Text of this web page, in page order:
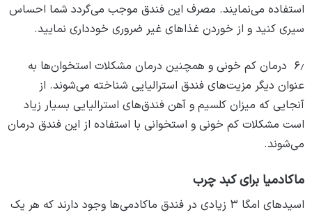
استفاده می‌نمایند. مصرف این فندق موجب می‌گردد شما احساس
سیری کنید و از خوردن غذاهای غیر ضروری خودداری نمایید.
۶٫ درمان کم خونی و همچنین درمان مشکلات استخوان‌ها به
عنوان دیگر مزیت‌های فندق استرالیایی شناخته می‌شوند. از
آنجایی که میزان کلسیم و آهن فندق‌های استرالیایی بسیار زیاد
است مشکلات کم خونی و استخوانی با استفاده از این فندق درمان
می‌شوند.
ماکادمیا برای کبد چرب
اسیدهای امگا ۳ زیادی در فندق ماکادمی‌ها وجود دارند که هر یک